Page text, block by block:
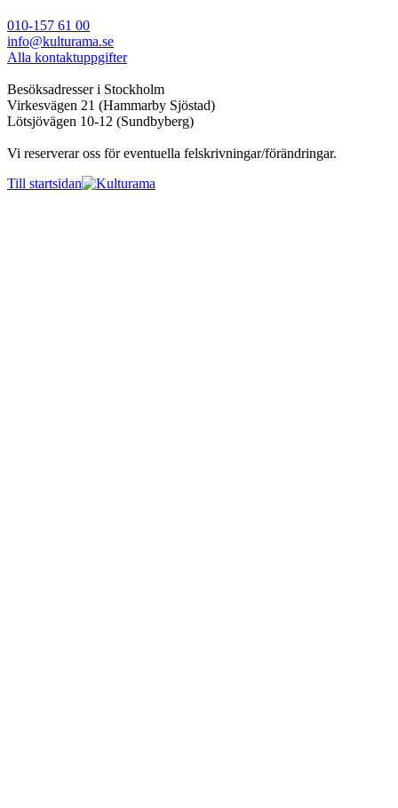
010-157 61 00
info@kulturama.se
Alla kontaktuppgifter
Besöksadresser i Stockholm
Virkesvägen 21 (Hammarby Sjöstad)
Lötsjövägen 10-12 (Sundbyberg)
Vi reserverar oss för eventuella felskrivningar/förändringar.
Till startsidan